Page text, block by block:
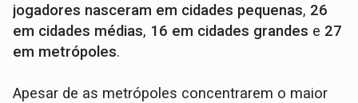
jogadores nasceram em cidades pequenas, 26
em cidades médias, 16 em cidades grandes e 27
em metrópoles.
Apesar de as metrópoles concentrarem o maior